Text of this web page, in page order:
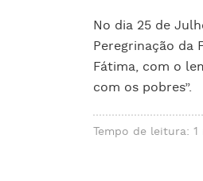
No dia 25 de
Peregrinação da
Fátima, com o
com os pobres”.
Tempo de leitura: 1